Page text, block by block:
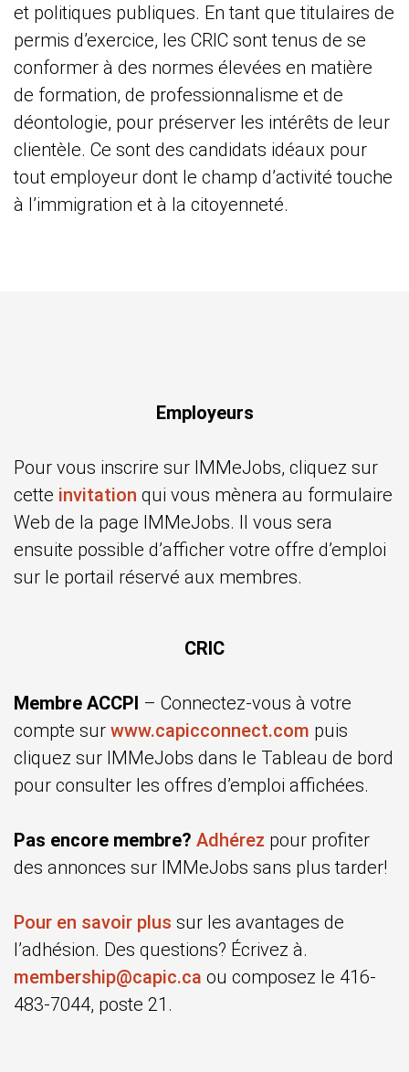
et politiques publiques. En tant que titulaires de
permis d’exercice, les CRIC sont tenus de se
conformer à des normes élevées en matière
de formation, de professionnalisme et de
déontologie, pour préserver les intérêts de leur
clientèle. Ce sont des candidats idéaux pour
tout employeur dont le champ d’activité touche
à l’immigration et à la citoyenneté.
Employeurs
Pour vous inscrire sur IMMeJobs, cliquez sur
cette invitation qui vous mènera au formulaire
Web de la page IMMeJobs. Il vous sera
ensuite possible d’afficher votre offre d’emploi
sur le portail réservé aux membres.
CRIC
Membre ACCPI – Connectez-vous à votre
compte sur www.capicconnect.com puis
cliquez sur IMMeJobs dans le Tableau de bord
pour consulter les offres d’emploi affichées.
Pas encore membre? Adhérez pour profiter
des annonces sur IMMeJobs sans plus tarder!
Pour en savoir plus sur les avantages de
l’adhésion. Des questions? Écrivez à.
membership@capic.ca ou composez le 416-
483-7044, poste 21.